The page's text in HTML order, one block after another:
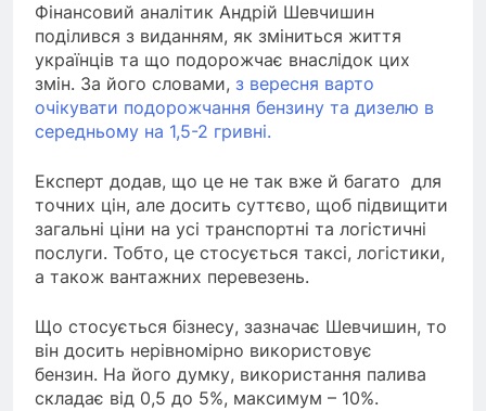
Фінансовий аналітик Андрій Шевчишин
поділився з виданням, як зміниться життя
українців та що подорожчає внаслідок цих
змін. За його словами, з вересня варто
очікувати подорожчання бензину та дизелю в
середньому на 1,5-2 гривні.
Експерт додав, що це не так вже й багато для
точних цін, але досить суттєво, щоб підвищити
загальні ціни на усі транспортні та логістичні
послуги. Тобто, це стосується таксі, логістики,
а також вантажних перевезень.
Що стосується бізнесу, зазначає Шевчишин, то
він досить нерівномірно використовує
бензин. На його думку, використання палива
складає від 0,5 до 5%, максимум – 10%.